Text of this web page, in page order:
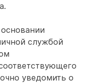
службой
уведомить о